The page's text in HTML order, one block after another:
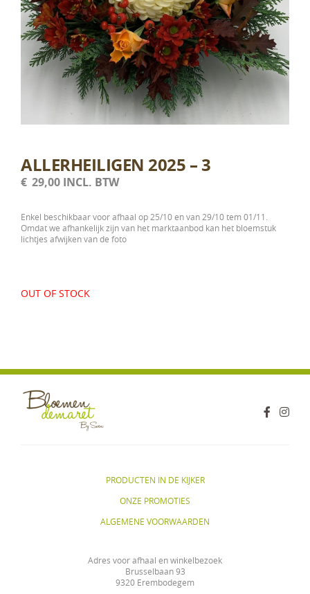
ALLERHEILIGEN 2025 – 3
€ 29,00 INCL. BTW
Enkel beschikbaar voor afhaal op 25/10 en van 29/10 tem 01/11.
Omdat we afhankelijk zijn van het marktaanbod kan het bloemstuk
lichtjes afwijken van de foto
OUT OF STOCK
PRODUCTEN IN DE KIJKER
ONZE PROMOTIES
ALGEMENE VOORWAARDEN
Adres voor afhaal en winkelbezoek
Brusselbaan 93
9320 Erembodegem